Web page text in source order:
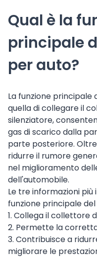
Qual è la
principale
per auto?
La funzione
quella di collegare il
silenziatore,
gas di scarico dalla
parte posteriore.
ridurre il rumore
nel miglioramento
dell'automobile.
Le tre informazioni
funzione principale
1. Collega il collettore
2. Permette la
3. Contribuisce a
migliorare le